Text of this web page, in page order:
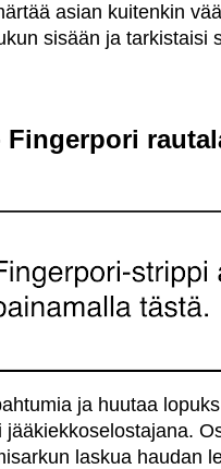
asian kuitenkin
sisään ja tarkistaisi
ja huutaa
laskua haudan